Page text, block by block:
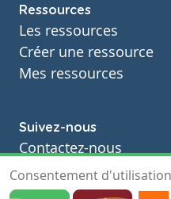
Ressources
Les ressources
Créer une ressource
Mes ressources
Suivez-nous
Contactez-nous
Soutien scolaire
Notre page Facebook
Consentement